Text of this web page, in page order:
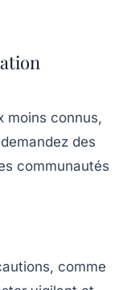
moins connus,
des
communautés
comme